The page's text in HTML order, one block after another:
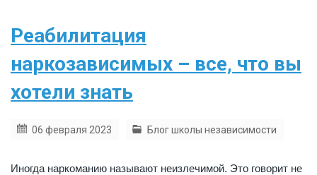
Реабилитация
наркозависимых – все, что вы
хотели знать
06 февраля 2023 Блог школы независимости
Иногда наркоманию называют неизлечимой. Это говорит не